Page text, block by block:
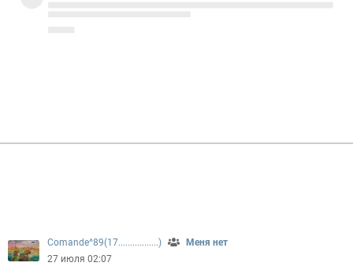
Comande^89(17.................)
Меня нет
27 июля 02:07